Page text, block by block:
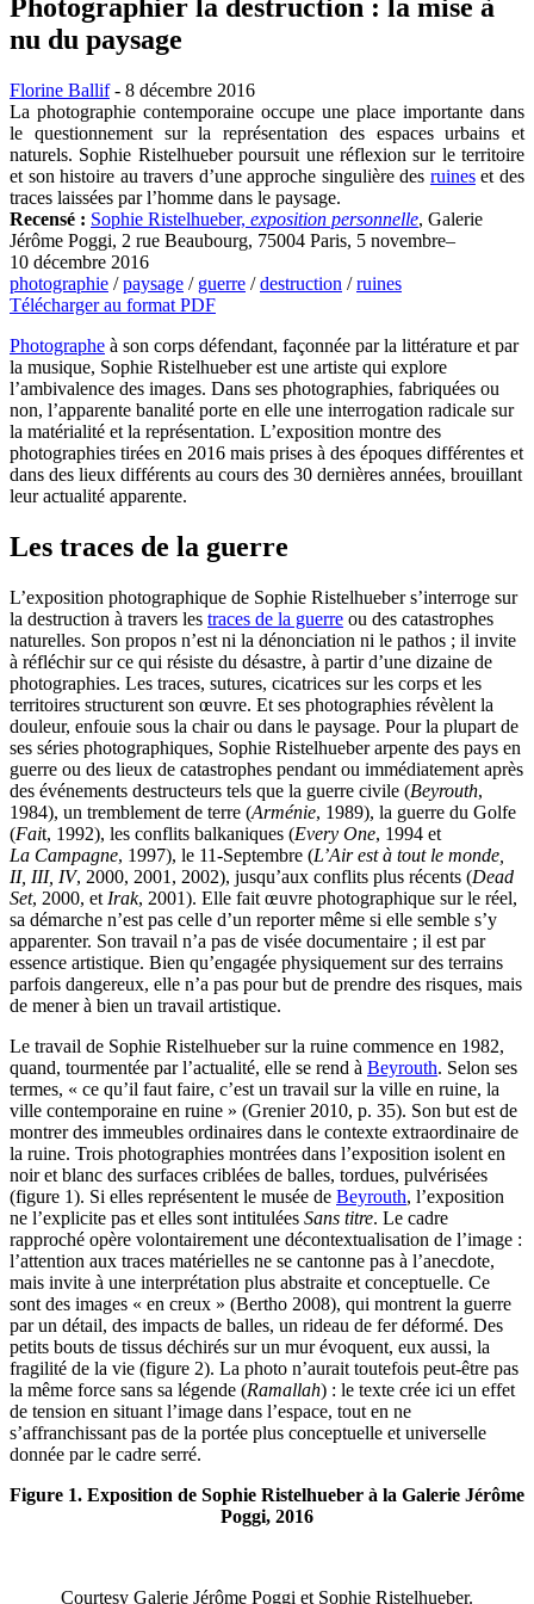
Photographier la destruction : la mise à
nu du paysage
Florine Ballif- 8 décembre 2016
La photographie contemporaine occupe une place importante dans
le questionnement sur la représentation des espaces urbains et
naturels. Sophie Ristelhueber poursuit une réflexion sur le territoire
et son histoire au travers d’une approche singulière des ruineset des
traces laissées par l’homme dans le paysage.
Recensé : Sophie Ristelhueber, exposition personnelle, Galerie
Jérôme Poggi, 2 rue Beaubourg, 75004 Paris, 5 novembre–
10 décembre 2016
photographie /paysage / guerre /destruction /ruines
Télécharger au format PDF
Photographe à son corps défendant, façonnée par la littérature et par
la musique, Sophie Ristelhueber est une artiste qui explore
l’ambivalence des images. Dans ses photographies, fabriquées ou
non, l’apparente banalité porte en elle une interrogation radicale sur
la matérialité et la représentation. L’exposition montre des
photographies tirées en 2016 mais prises à des époques différentes et
dans des lieux différents au cours des 30 dernières années, brouillant
leur actualité apparente.
Les traces de la guerre
L’exposition photographique de Sophie Ristelhueber s’interroge sur
la destruction à travers les traces de la guerre ou des catastrophes
naturelles. Son propos n’est ni la dénonciation ni le pathos ; il invite
à réfléchir sur ce qui résiste du désastre, à partir d’une dizaine de
photographies. Les traces, sutures, cicatrices sur les corps et les
territoires structurent son œuvre. Et ses photographies révèlent la
douleur, enfouie sous la chair ou dans le paysage. Pour la plupart de
ses séries photographiques, Sophie Ristelhueber arpente des pays en
guerre ou des lieux de catastrophes pendant ou immédiatement après
des événements destructeurs tels que la guerre civile (Beyrouth,
1984), un tremblement de terre (Arménie, 1989), la guerre du Golfe
(Fait, 1992), les conflits balkaniques (Every One, 1994 et
La Campagne, 1997), le 11‑Septembre (L’Air est à tout le monde,
II, III, IV, 2000, 2001, 2002), jusqu’aux conflits plus récents (Dead
Set, 2000, et Irak, 2001). Elle fait œuvre photographique sur le réel,
sa démarche n’est pas celle d’un reporter même si elle semble s’y
apparenter. Son travail n’a pas de visée documentaire ; il est par
essence artistique. Bien qu’engagée physiquement sur des terrains
parfois dangereux, elle n’a pas pour but de prendre des risques, mais
de mener à bien un travail artistique.
Le travail de Sophie Ristelhueber sur la ruine commence en 1982,
quand, tourmentée par l’actualité, elle se rend à Beyrouth. Selon ses
termes, « ce qu’il faut faire, c’est un travail sur la ville en ruine, la
ville contemporaine en ruine » (Grenier 2010, p. 35). Son but est de
montrer des immeubles ordinaires dans le contexte extraordinaire de
la ruine. Trois photographies montrées dans l’exposition isolent en
noir et blanc des surfaces criblées de balles, tordues, pulvérisées
(figure 1). Si elles représentent le musée de Beyrouth, l’exposition
ne l’explicite pas et elles sont intitulées Sans titre. Le cadre
rapproché opère volontairement une décontextualisation de l’image :
l’attention aux traces matérielles ne se cantonne pas à l’anecdote,
mais invite à une interprétation plus abstraite et conceptuelle. Ce
sont des images « en creux » (Bertho 2008), qui montrent la guerre
par un détail, des impacts de balles, un rideau de fer déformé. Des
petits bouts de tissus déchirés sur un mur évoquent, eux aussi, la
fragilité de la vie (figure 2). La photo n’aurait toutefois peut-être pas
la même force sans sa légende (Ramallah) : le texte crée ici un effet
de tension en situant l’image dans l’espace, tout en ne
s’affranchissant pas de la portée plus conceptuelle et universelle
donnée par le cadre serré.
Figure 1. Exposition de Sophie Ristelhueber à la Galerie Jérôme
Poggi, 2016
Courtesy Galerie Jérôme Poggi et Sophie Ristelhueber.